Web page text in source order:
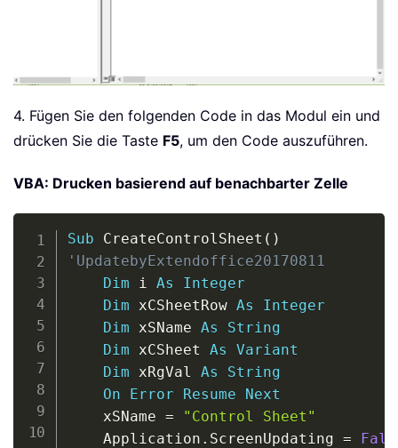
4. Fügen Sie den folgenden Code in das Modul ein und
drücken Sie die Taste F5, um den Code auszuführen.
VBA: Drucken basierend auf benachbarter Zelle
Sub CreateControlSheet ( )
'UpdatebyExtendoffice20170811
Dim i As
Integer
Dim xCSheetRow As
Integer
Dim xSName As
String
Dim xCSheet As
Variant
Dim xRgVal As
String
On
Error Resume
Next
    xSName
=
"Control Sheet"
    Application
. ScreenUpdating =